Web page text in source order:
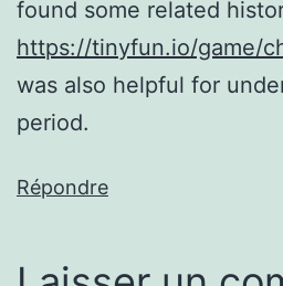
found some related
https://tinyfun.io/game/
was also helpful for
period.
Répondre